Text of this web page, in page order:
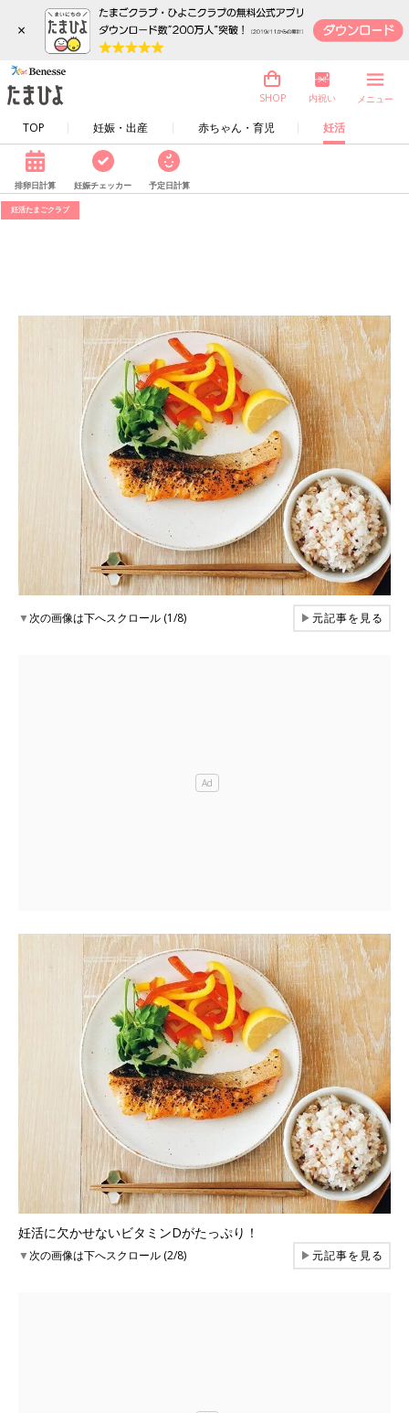
×
TOP 妊娠・出産 赤ちゃん・育児 妊活
SHOP 内祝い メニュー
排卵日計算 妊娠チェッカー 予定日計算
妊活たまごクラブ
▼次の画像は下へスクロール (1/8) ▶元記事を見る
妊活に欠かせないビタミンDがたっぷり！
▼次の画像は下へスクロール (2/8) ▶元記事を見る